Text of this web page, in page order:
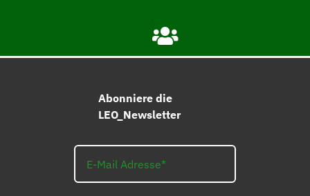
Abonniere die
LEO_Newsletter